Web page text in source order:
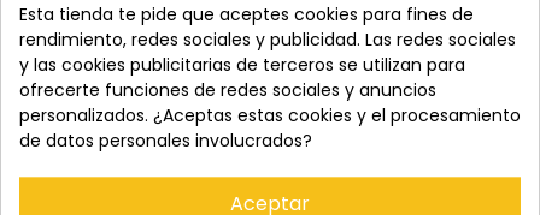
Recuerda que tienes 15 días, desde la recepción
del pedido, para solicitar la devolución.
Esta tienda te pide que aceptes cookies para fines de
rendimiento, redes sociales y publicidad. Las redes sociales
y las cookies publicitarias de terceros se utilizan para
ofrecerte funciones de redes sociales y anuncios
personalizados. ¿Aceptas estas cookies y el procesamiento
de datos personales involucrados?
Aceptar